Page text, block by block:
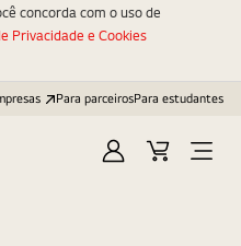
Para parceirosPara estudantes
EntrarCarrinhoOpen
concorda com o uso de
Privacidade e Cookies